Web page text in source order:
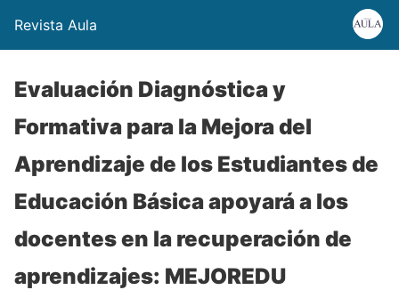
Revista Aula
Evaluación Diagnóstica y
Formativa para la Mejora del
Aprendizaje de los Estudiantes de
Educación Básica apoyará a los
docentes en la recuperación de
aprendizajes: MEJOREDU